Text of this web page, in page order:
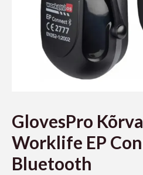
GlovesPro
Worklife EP
Bluetooth